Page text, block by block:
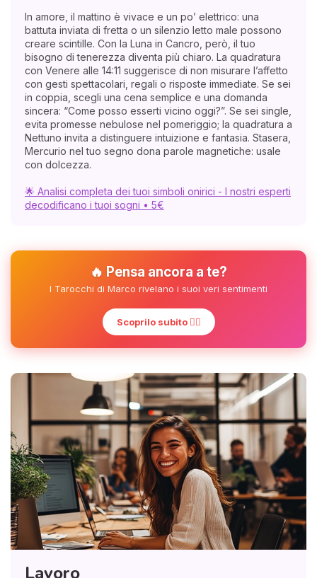
In amore, il mattino è vivace e un po’ elettrico: una
battuta inviata di fretta o un silenzio letto male possono
creare scintille. Con la Luna in Cancro, però, il tuo
bisogno di tenerezza diventa più chiaro. La quadratura
con Venere alle 14:11 suggerisce di non misurare l’affetto
con gesti spettacolari, regali o risposte immediate. Se sei
in coppia, scegli una cena semplice e una domanda
sincera: “Come posso esserti vicino oggi?”. Se sei single,
evita promesse nebulose nel pomeriggio; la quadratura a
Nettuno invita a distinguere intuizione e fantasia. Stasera,
Mercurio nel tuo segno dona parole magnetiche: usale
con dolcezza.
🌟 Analisi completa dei tuoi simboli onirici - I nostri esperti
decodificano i tuoi sogni • 5€
🔥 Pensa ancora a te?
I Tarocchi di Marco rivelano i suoi veri sentimenti
Scoprilo subito ❤️‍🔥
Lavoro